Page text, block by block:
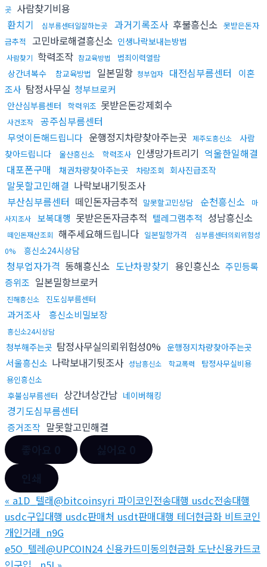
곳 사람찾기비용
환치기
심부름센터일잘하는곳 과거기록조사 후불흥신소 못받은돈자
금추적
고민바로해결흥신소 인생나락보내는방법
사람찾기 학력조작 참교육방법 범죄이력열람
상간녀복수 참교육방법 일본밀항 청부업자 대전심부름센터
이혼
조사 탐정사무실 청부브로커
안산심부름센터 학력위조 못받은돈강제회수
사건조작 공주심부름센터
무엇이든해드립니다 운행정지차량찾아주는곳 제주도흥신소
사람
찾아드립니다
울산흥신소 학력조사 인생망가트리기 억울한일해결
대포폰구매
채권차량찾아주는곳 차량조회 회사진급조작
말못할고민해결 나락보내기뒷조사
부산심부름센터 떼인돈자금추적 말못할고민상담 순천흥신소
마
사지조사
보복대행 못받은돈자금추적 텔레그램추적 성남흥신소
떼인돈재산조회 해주세요해드립니다 일본밀항가격
심부름센터의뢰위험성
0%
흥신소24시상담
청부업자가격 동해흥신소 도난차량찾기 용인흥신소 주민등록
증위조 일본밀항브로커
진해흥신소 진도심부름센터
과거조사 흥신소비밀보장
흥신소24시상담
청부해주는곳 탐정사무실의뢰위험성0% 운행정지차량찾아주는곳
서울흥신소 나락보내기뒷조사 성남흥신소 학교폭력
탐정사무실비용
용인흥신소
후불심부름센터
상간녀상간남 네이버해킹
경기도심부름센터
증거조작 말못할고민해결
« a1D_텔래@bitcoinsyri 파이코인전송대행 usdc전송대행
usdc구입대행 usdc판매처 usdt판매대행 테더현금화 비트코인
개인거래_n9G
e5O_텔레@UPCOIN24 신용카드미동의현금화 도난신용카드코